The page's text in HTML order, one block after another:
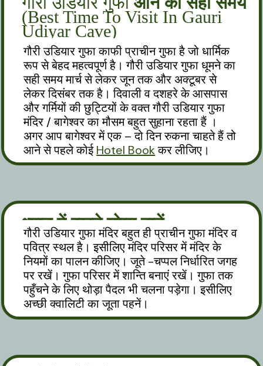
(Best Time To Visit In Gauri
Udiyar Cave)
गौरी उडियार गुफा काफी प्राचीन गुफा है जो धार्मिक
रूप से बेहद महत्वपूर्ण है। गौरी उडियार गुफा धूमने का
सही समय मार्च से लेकर जून तक और अक्टूबर से
लेकर दिसंबर तक है। दिवाली व दशहरे के आसपास
और गर्मियों की छुट्टियों के वक्त गौरी उडियार गुफा
मंदिर / बागेश्वर का मौसम बहुत सुहाना रहता हैं ।
अगर आप बागेश्वर में एक – दो दिन रुकना चाहते हैं तो
आने से पहले कोईHotel Bookकर लीजिए।
ध्यान में रखने योग्य बातें
गौरी उडियार गुफा मंदिर बहुत ही प्राचीन गुफा मंदिर व
पवित्र स्थल है। इसीलिए मंदिर परिसर में मंदिर के
नियमों का पालन कीजिए। जूते -चप्पल निर्धारित जगह
पर रखें। गुफा परिसर में शान्ति बनाएं रखें। गुफा तक
पहुँचने के लिए थोड़ा पैदल भी चलना पड़ेगा। इसीलिए
अच्छी क्वालिटी का जूता पहनें।